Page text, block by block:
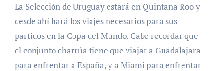
La Selección de Uruguay estará en Quintana Roo y
desde ahí hará los viajes necesarios para sus
partidos en la Copa del Mundo. Cabe recordar que
el conjunto charrúa tiene que viajar a Guadalajara
para enfrentar a España, y a Miami para enfrentar